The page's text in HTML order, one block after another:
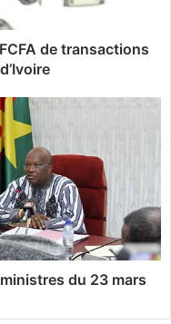
de transactions
du 23 mars